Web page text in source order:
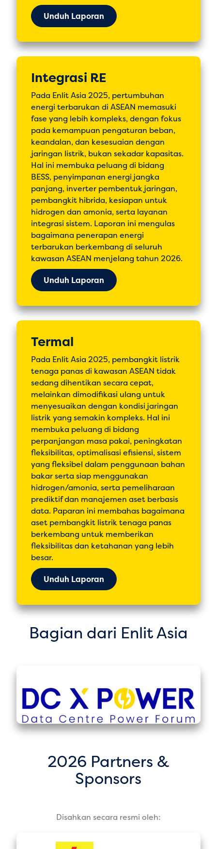
Unduh Laporan
Integrasi RE
Pada Enlit Asia 2025, pertumbuhan
energi terbarukan di ASEAN memasuki
fase yang lebih kompleks, dengan fokus
pada kemampuan pengaturan beban,
keandalan, dan kesesuaian dengan
jaringan listrik, bukan sekadar kapasitas.
Hal ini membuka peluang di bidang
BESS, penyimpanan energi jangka
panjang, inverter pembentuk jaringan,
pembangkit hibrida, kesiapan untuk
hidrogen dan amonia, serta layanan
integrasi sistem. Laporan ini mengulas
bagaimana penerapan energi
terbarukan berkembang di seluruh
kawasan ASEAN menjelang tahun 2026.
Unduh Laporan
Termal
Pada Enlit Asia 2025, pembangkit listrik
tenaga panas di kawasan ASEAN tidak
sedang dihentikan secara cepat,
melainkan dimodifikasi ulang untuk
menyesuaikan dengan kondisi jaringan
listrik yang semakin kompleks. Hal ini
membuka peluang di bidang
perpanjangan masa pakai, peningkatan
fleksibilitas, optimalisasi efisiensi, sistem
yang fleksibel dalam penggunaan bahan
bakar serta siap menggunakan
hidrogen/amonia, serta pemeliharaan
prediktif dan manajemen aset berbasis
data. Paparan ini membahas bagaimana
aset pembangkit listrik tenaga panas
berkembang untuk memberikan
fleksibilitas dan ketahanan yang lebih
besar.
Unduh Laporan
Bagian dari Enlit Asia
2026 Partners &
Sponsors
Disahkan secara resmi oleh: